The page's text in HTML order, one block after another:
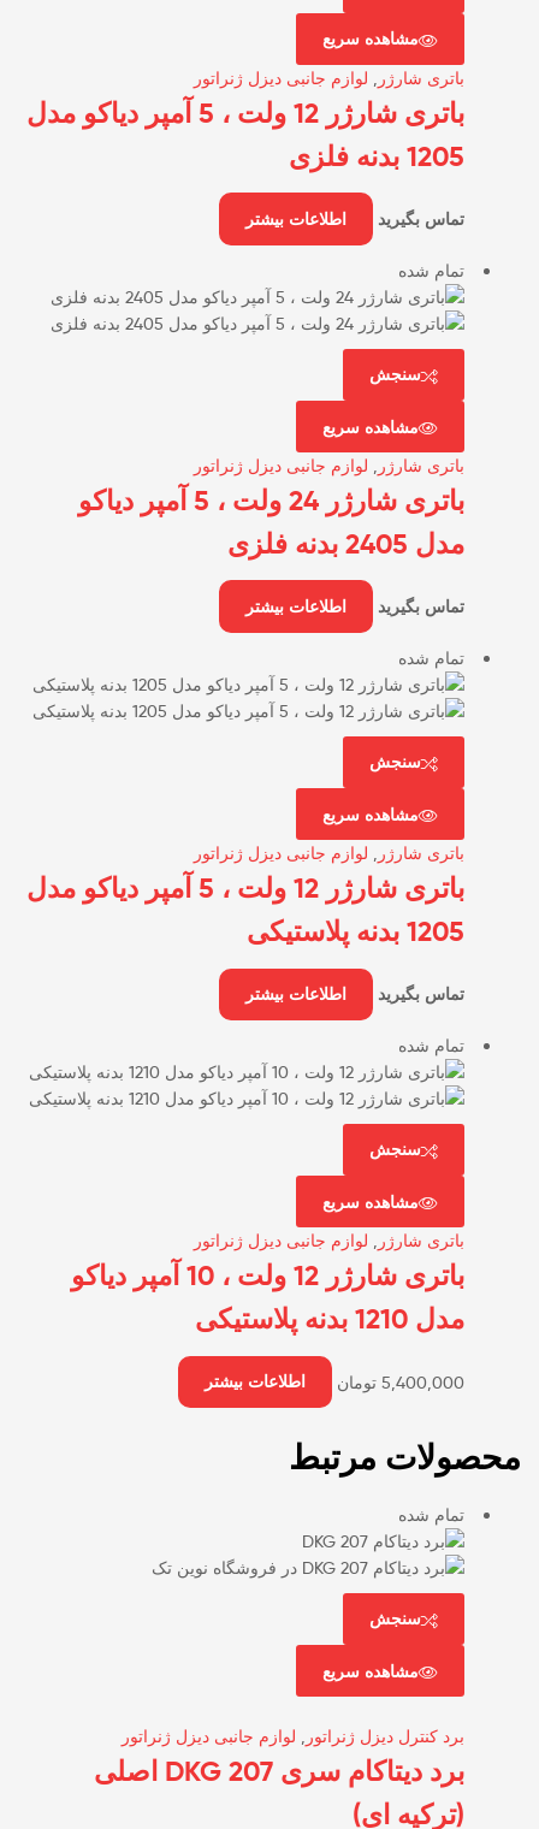
مشاهده سریع
باتری شارژر لوازم جانبی دیزل ژنراتور
باتری شارژر 12 ولت ، 5 آمپر دیاکو مدل
1205 بدنه فلزی
تماس بگیرید اطلاعات بیشتر
تمام شده
سنجش
مشاهده سریع
باتری شارژر لوازم جانبی دیزل ژنراتور
باتری شارژر 24 ولت ، 5 آمپر دیاکو
مدل 2405 بدنه فلزی
تماس بگیرید اطلاعات بیشتر
تمام شده
سنجش
مشاهده سریع
باتری شارژر لوازم جانبی دیزل ژنراتور
باتری شارژر 12 ولت ، 5 آمپر دیاکو مدل
1205 بدنه پلاستیکی
تماس بگیرید اطلاعات بیشتر
تمام شده
سنجش
مشاهده سریع
باتری شارژر لوازم جانبی دیزل ژنراتور
باتری شارژر 12 ولت ، 10 آمپر دیاکو
مدل 1210 بدنه پلاستیکی
5,400,000 تومان اطلاعات بیشتر
محصولات مرتبط
تمام شده
سنجش
مشاهده سریع
برد کنترل دیزل ژنراتور , لوازم جانبی دیزل ژنراتور
برد دیتاکام سری DKG 207 اصلی
(ترکیه ای)